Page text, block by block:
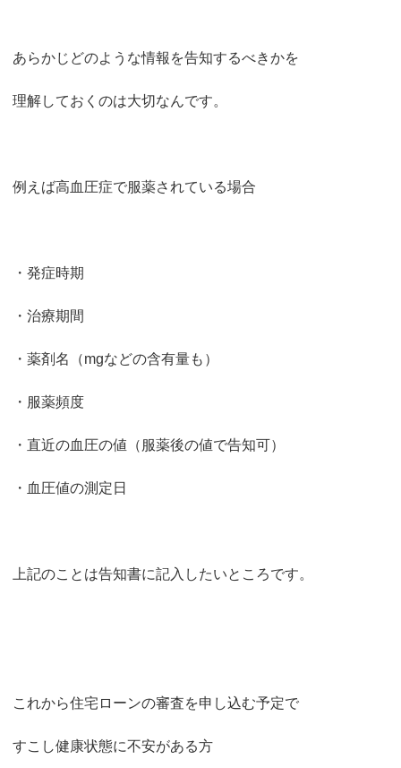
あらかじどのような情報を告知するべきかを
理解しておくのは大切なんです。
例えば高血圧症で服薬されている場合
・発症時期
・治療期間
・薬剤名（mgなどの含有量も）
・服薬頻度
・直近の血圧の値（服薬後の値で告知可）
・血圧値の測定日
上記のことは告知書に記入したいところです。
これから住宅ローンの審査を申し込む予定で
すこし健康状態に不安がある方